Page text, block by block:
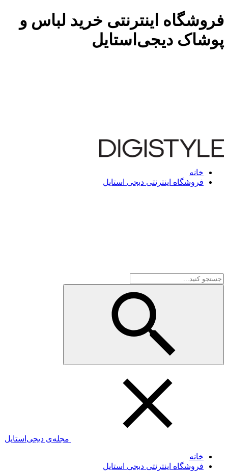
فروشگاه اینترنتی خرید لباس و
پوشاک دیجی‌استایل
خانه
فروشگاه اینترنتی دیجی استایل
مجله‌ی دیجی‌استایل
خانه
فروشگاه اینترنتی دیجی استایل